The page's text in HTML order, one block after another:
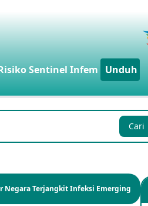
Sentinel Infem Unduh
Cari
Negara Terjangkit Infeksi Emerging